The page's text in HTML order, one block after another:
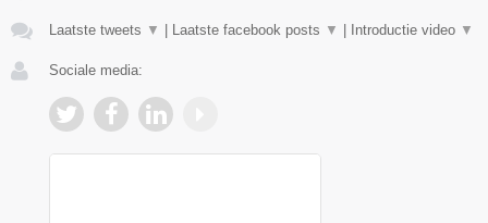
Laatste tweets ▼ Laatste facebook posts ▼ Introductie video ▼
Sociale media: